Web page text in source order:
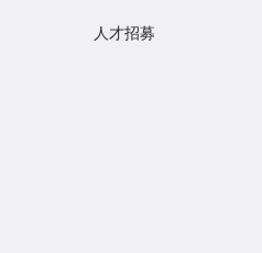
人才招募